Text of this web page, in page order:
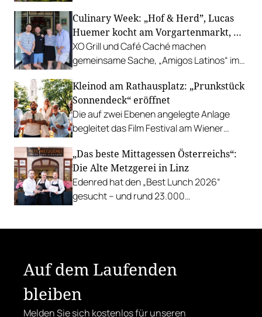
Gastgarten.
Culinary Week: „Hof & Herd”, Lucas
Huemer kocht am Vorgartenmarkt, …
XO Grill und Café Caché machen
gemeinsame Sache, „Amigos Latinos“ im
Richard Rauch kocht in der Riederalm
u.v.m.
Kleinod am Rathausplatz: „Prunkstück
Sonnendeck“ eröffnet
Die auf zwei Ebenen angelegte Anlage
begleitet das Film Festival am Wiener
mit Cocktails, Snacks und
Veranstaltungsprogramm.
„Das beste Mittagessen Österreichs“:
Die Alte Metzgerei in Linz
Edenred hat den „Best Lunch 2026“
gesucht – und rund 23.000
Auf dem Laufenden
bleiben
Melden Sie sich kostenlos für unseren